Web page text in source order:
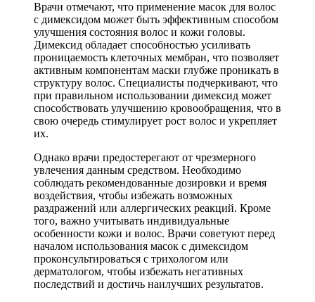
Врачи отмечают, что применение масок для волос
с димексидом может быть эффективным способом
улучшения состояния волос и кожи головы.
Димексид обладает способностью усиливать
проницаемость клеточных мембран, что позволяет
активным компонентам маски глубже проникать в
структуру волос. Специалисты подчеркивают, что
при правильном использовании димексид может
способствовать улучшению кровообращения, что в
свою очередь стимулирует рост волос и укрепляет
их.
Однако врачи предостерегают от чрезмерного
увлечения данным средством. Необходимо
соблюдать рекомендованные дозировки и время
воздействия, чтобы избежать возможных
раздражений или аллергических реакций. Кроме
того, важно учитывать индивидуальные
особенности кожи и волос. Врачи советуют перед
началом использования масок с димексидом
проконсультироваться с трихологом или
дерматологом, чтобы избежать негативных
последствий и достичь наилучших результатов.